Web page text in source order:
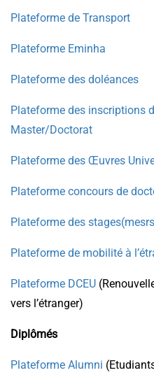
Plateforme de Transport
Plateforme Eminha
Plateforme des doléances
Plateforme des inscriptions
Master/Doctorat
Plateforme des Œuvres
Plateforme concours de
Plateforme des
Plateforme de mobilité à
Plateforme DCEU
vers l’étranger)
Diplômés
Plateforme Alumni